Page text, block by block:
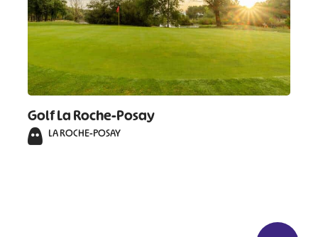
Golf La Roche-Posay
LA ROCHE-POSAY